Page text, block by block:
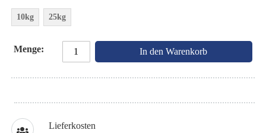
10kg 25kg
Menge In den Warenkorb
Lieferkosten